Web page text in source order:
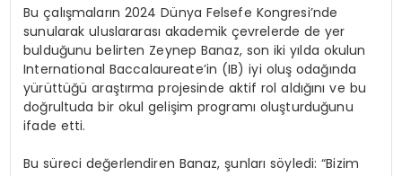
Bu çalışmaların 2024 Dünya Felsefe Kongresi’nde
sunularak uluslararası akademik çevrelerde de yer
bulduğunu belirten Zeynep Banaz, son iki yılda okulun
International Baccalaureate’in (IB) iyi oluş odağında
yürüttüğü araştırma projesinde aktif rol aldığını ve bu
doğrultuda bir okul gelişim programı oluşturduğunu
ifade etti.
Bu süreci değerlendiren Banaz, şunları söyledi: “Bizim